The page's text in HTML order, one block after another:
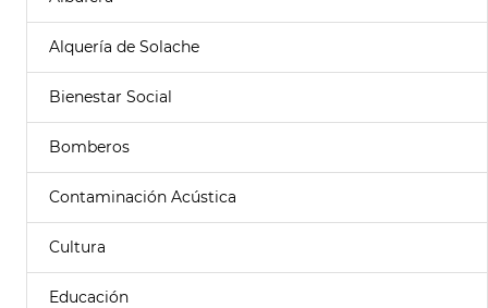
Alquería de Solache
Bienestar Social
Bomberos
Contaminación Acústica
Cultura
Educación